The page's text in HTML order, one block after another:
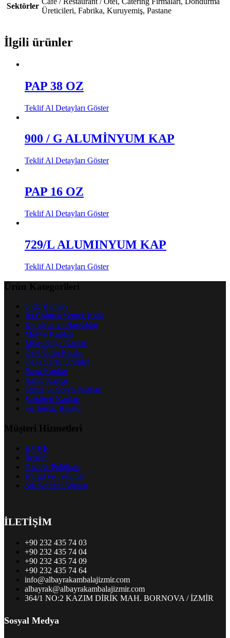
Sektörler
Üreticileri, Fabrika, Kuruyemiş, Pastane
İlgili ürünler
PAP 38 OZ
Teklif Al Detayları Göster
900 / G ALUMİNYUM KAP
Teklif Al Detayları Göster
PAP 16 OZ
Teklif Al Detayları Göster
729/L ALUMINYUM KAP
Teklif Al Detayları Göster
Ürün Kategorileri
Gıda Kapları
İki Bölmeli Yemek Kabı
Kapaklar ve Bardaklar
Meyve Kapları
Mi̇krodalga Kapları
Özel Ürün Kaplar
Özge Serisi Ürünler
Pasta Kapları
Salata Kapları
Salata ve Servis Kapları
Şarküteri̇ Kapları
Sızdırmaz Kaplar
Müşteri Hizmetleri
KVKK
İletişim
Gizlilik Politikası
Kargo ve Teslimat
Sık Sorulan Sorular
İLETİŞİM
+90 232 435 74 03
+90 232 435 74 04
+90 232 435 74 09
+90 232 435 74 64
info@albayrakambalajizmir.com
albayrak@albayrakambalajizmir.com
364/1 NO:2 KAZIM DİRİK MAH. BORNOVA / İZMİR
Sosyal Medya